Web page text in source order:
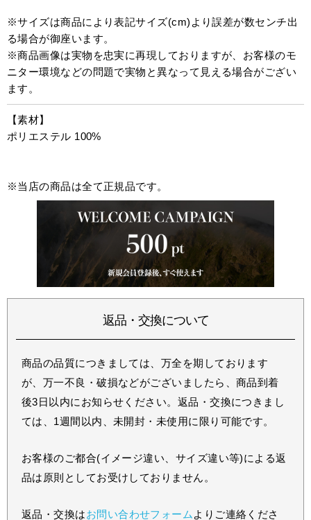
※サイズは商品により表記サイズ(cm)より誤差が数センチ出
る場合が御座います。
※商品画像は実物を忠実に再現しておりますが、お客様のモ
ニター環境などの問題で実物と異なって見える場合がござい
ます。
【素材】
ポリエステル 100%
※当店の商品は全て正規品です。
返品・交換について
商品の品質につきましては、万全を期しております
が、万一不良・破損などがございましたら、商品到着
後3日以内にお知らせください。返品・交換につきまし
ては、1週間以内、未開封・未使用に限り可能です。
お客様のご都合(イメージ違い、サイズ違い等)による返
品は原則としてお受けしておりません。
返品・交換はお問い合わせフォーム よりご連絡くださ